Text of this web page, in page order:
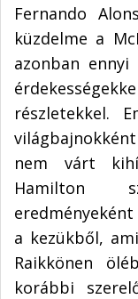
Fernando
küzdelme a
azonban
részletekkel.
nem várt
Hamilton
a kezükből,
Raikkönen
korábbi